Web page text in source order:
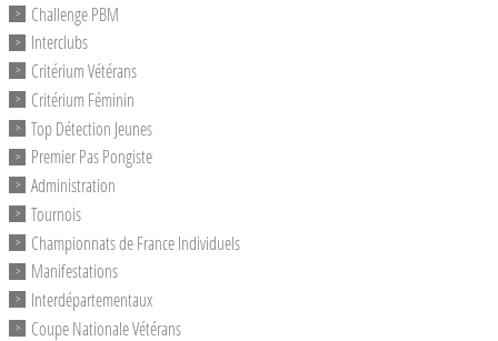
Challenge PBM
Interclubs
Critérium Vétérans
Critérium Féminin
Top Détection Jeunes
Premier Pas Pongiste
Administration
Tournois
Championnats de France Individuels
Manifestations
Interdépartementaux
Coupe Nationale Vétérans